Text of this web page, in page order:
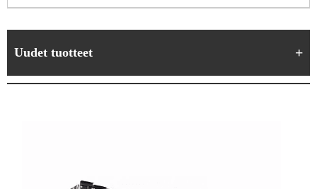
Uudet tuotteet